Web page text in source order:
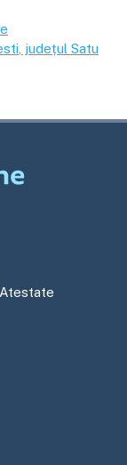
, județul Satu